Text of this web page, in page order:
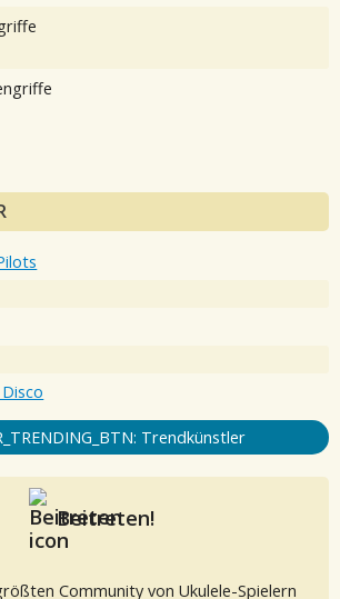
Trendkünstler
Beitreten!
Community von Ukulele-Spielern